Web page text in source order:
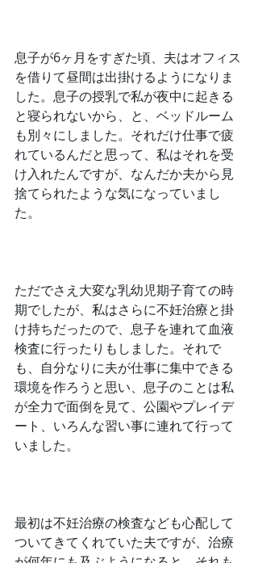
﻿息子が6ヶ月をすぎた頃、夫はオフィス
を借りて昼間は出掛けるようになりま
した。息子の授乳で私が夜中に起きる
と寝られないから、と、ベッドルーム
も別々にしました。それだけ仕事で疲
れているんだと思って、私はそれを受
け入れたんですが、なんだか夫から見
捨てられたような気になっていまし
た。
﻿ただでさえ大変な乳幼児期子育ての時
期でしたが、私はさらに不妊治療と掛
け持ちだったので、息子を連れて血液
検査に行ったりもしました。それで
も、自分なりに夫が仕事に集中できる
環境を作ろうと思い、息子のことは私
が全力で面倒を見て、公園やプレイデ
ート、いろんな習い事に連れて行って
いました。
﻿最初は不妊治療の検査なども心配して
ついてきてくれていた夫ですが、治療